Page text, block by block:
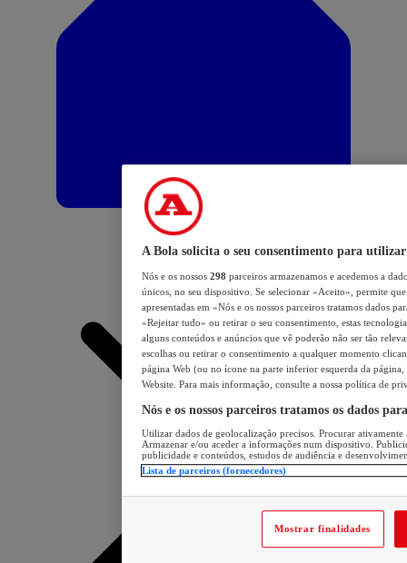
A Bola solicita o seu consentimento para utilizar
Nós e os nossos 298 parceiros armazenamos e acedemos a
únicos, no seu dispositivo. Se selecionar «Aceito», permite
apresentadas em «Nós e os nossos parceiros tratamos dados
«Rejeitar tudo» ou retirar o seu consentimento, estas
alguns conteúdos e anúncios que vê poderão não ser tão
escolhas ou retirar o consentimento a qualquer momento
página Web (ou no ícone na parte inferior esquerda da página,
Website. Para mais informação, consulte a nossa política de
Nós e os nossos parceiros tratamos os dados
Utilizar dados de geolocalização precisos. Procurar
Armazenar e/ou aceder a informações num dispositivo.
publicidade e conteúdos, estudos de audiência e
Lista de parceiros (fornecedores)
Mostrar finalidades